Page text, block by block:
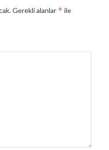
Gerekli alanlar * ile